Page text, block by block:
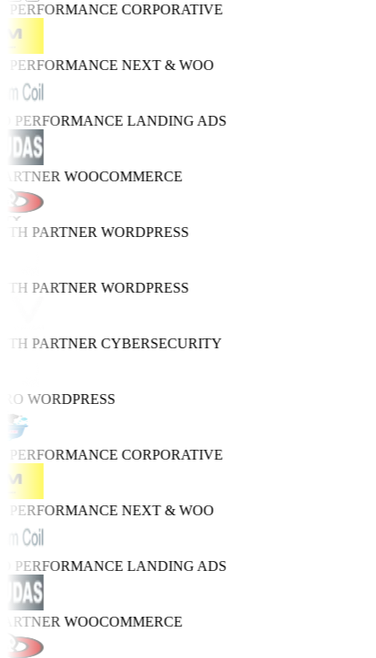
CORPORATIVE
NEXT & WOO
PERFORMANCELANDING ADS
WOOCOMMERCE
PARTNERWORDPRESS
PARTNERWORDPRESS
PARTNERCYBERSECURITY
WORDPRESS
CORPORATIVE
NEXT & WOO
PERFORMANCELANDING ADS
WOOCOMMERCE